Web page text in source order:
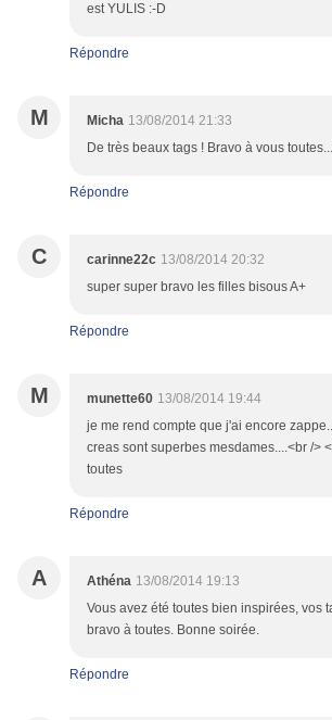
est YULIS :-D
Répondre
M Micha 13/08/2014 21:33
De très beaux tags ! Bravo à vous
Répondre
C carinne22c 13/08/2014 20:32
super super bravo les filles bisous A+
Répondre
M munette60 13/08/2014 19:44
je me rend compte que j'ai encore
creas sont superbes mesdames....<br />
toutes
Répondre
A Athéna 13/08/2014 19:13
Vous avez été toutes bien inspirées, vos
bravo à toutes. Bonne soirée.
Répondre